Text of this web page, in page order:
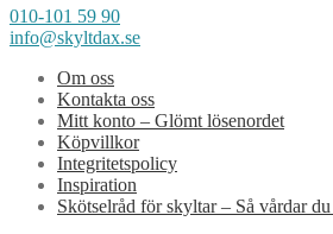
010-101 59 90
info@skyltdax.se
Om oss
Kontakta oss
Mitt konto – Glömt lösenordet
Köpvillkor
Integritetspolicy
Inspiration
Skötselråd för skyltar – Så vårdar